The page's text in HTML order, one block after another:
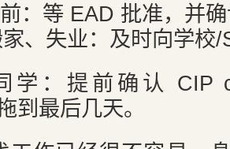
：等 EAD 批准，并
、失业：及时向学校
学：提前确认 CIP
到最后几天。